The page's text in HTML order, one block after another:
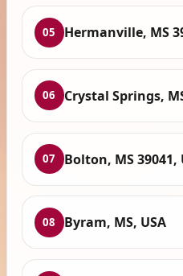
05 Hermanville, MS
06 Crystal Springs,
07 Bolton, MS 39041,
08 Byram, MS, USA